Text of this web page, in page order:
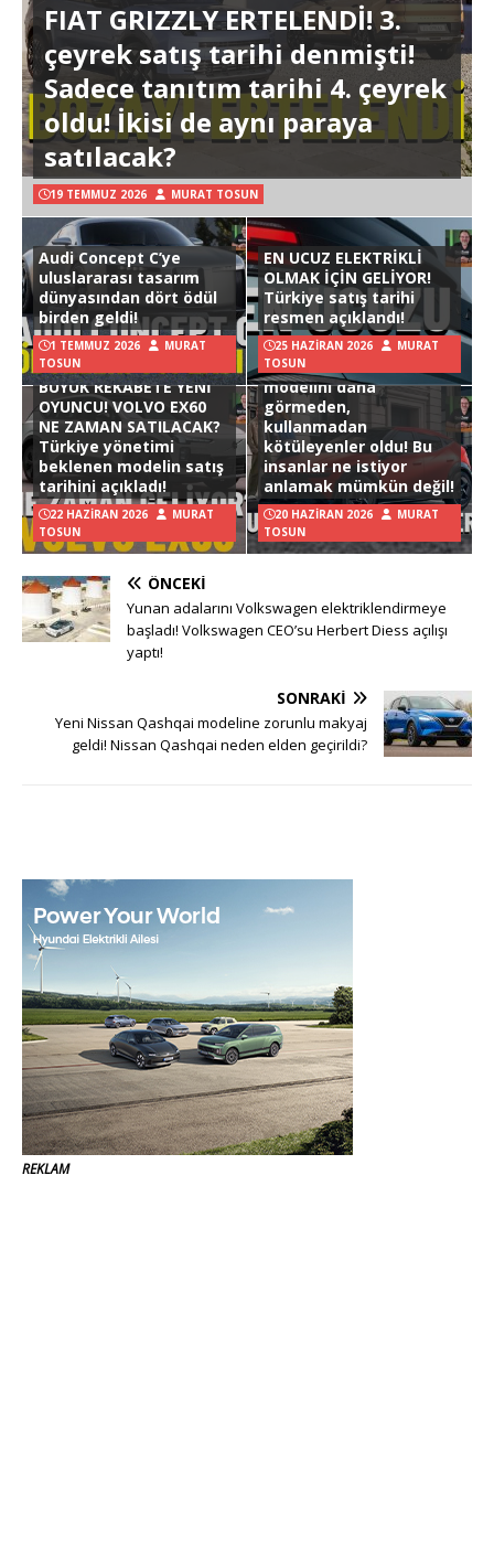
FIAT GRIZZLY ERTELENDİ! 3.
çeyrek satış tarihi denmişti!
Sadece tanıtım tarihi 4. çeyrek
oldu! İkisi de aynı paraya
satılacak?
19 TEMMUZ 2026 MURAT TOSUN
Audi Concept C’ye
uluslararası tasarım
dünyasından dört ödül
birden geldi!
1 TEMMUZ 2026
MURAT
TOSUN
EN UCUZ ELEKTRİKLİ
OLMAK İÇİN GELİYOR!
Türkiye satış tarihi
resmen açıklandı!
25 HAZIRAN 2026
MURAT
TOSUN
BÜYÜK REKABETE YENİ
OYUNCU! VOLVO EX60
NE ZAMAN SATILACAK?
Türkiye yönetimi
beklenen modelin satış
tarihini açıkladı!
22 HAZIRAN 2026
MURAT
TOSUN
Hyundai Ioniq 3
modelini daha
görmeden,
kullanmadan
kötüleyenler oldu! Bu
insanlar ne istiyor
anlamak mümkün değil!
20 HAZIRAN 2026
MURAT
TOSUN
ÖNCEKI
Yunan adalarını Volkswagen elektriklendirmeye
başladı! Volkswagen CEO’su Herbert Diess açılışı
yaptı!
SONRAKI
Yeni Nissan Qashqai modeline zorunlu makyaj
geldi! Nissan Qashqai neden elden geçirildi?
REKLAM